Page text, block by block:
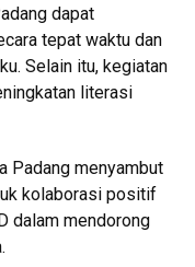
dapat
tepat waktu dan
Selain itu, kegiatan
literasi
Padang menyambut
kolaborasi positif
dalam mendorong